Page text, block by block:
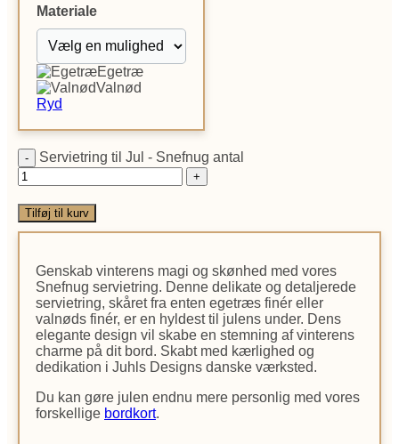
Materiale
Egetræ
Valnød
Ryd
Servietring til Jul - Snefnug antal
Tilføj til kurv
Genskab vinterens magi og skønhed med vores
Snefnug servietring. Denne delikate og detaljerede
servietring, skåret fra enten egetræs finér eller
valnøds finér, er en hyldest til julens under. Dens
elegante design vil skabe en stemning af vinterens
charme på dit bord. Skabt med kærlighed og
dedikation i Juhls Designs danske værksted.
Du kan gøre julen endnu mere personlig med vores
forskellige bordkort.